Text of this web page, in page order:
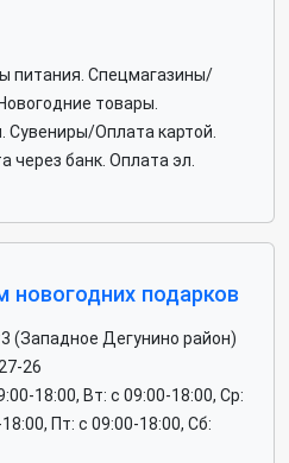
питания. Спецмагазины/
товары.
Сувениры/Оплата картой.
через банк. Оплата эл.
новогодних подарков
(Западное Дегунино район)
26
18:00, Вт: c 09:00-18:00, Ср:
Пт: c 09:00-18:00, Сб: